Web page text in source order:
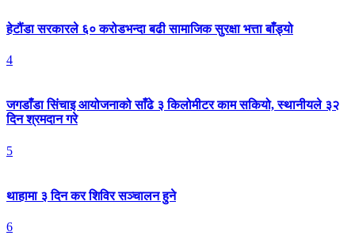
हेटौंडा सरकारले ६० करोडभन्दा बढी सामाजिक सुरक्षा भत्ता बाँड्यो
4
जगडाँडा सिंचाइ आयोजनाको साँढे ३ किलोमीटर काम सकियो, स्थानीयले ३२
दिन श्रमदान गरे
5
थाहामा ३ दिन कर शिविर सञ्चालन हुने
6